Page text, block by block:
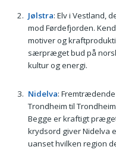
Jølstra: Elv i Vestland,
mod Førdefjorden.
motiver og
særpræget bud på
kultur og energi.
Nidelva:
Trondheim til
Begge er kraftigt
krydsord giver Nidelva
uanset hvilken region